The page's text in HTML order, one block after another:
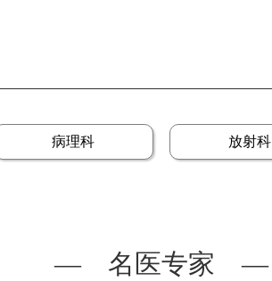
病理科 放射科
— 名医专家 —